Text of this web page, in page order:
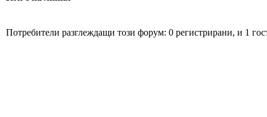
Потребители разглеждащи този форум: 0 регистрирани, и 1